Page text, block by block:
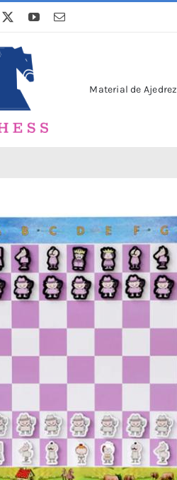
Material de Ajedrez